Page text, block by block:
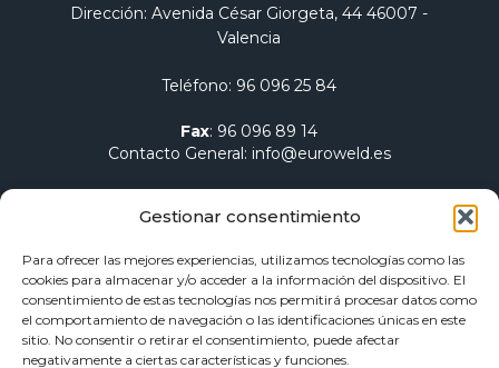
Gestionar consentimiento
Para ofrecer las mejores experiencias, utilizamos tecnologías como las
cookies para almacenar y/o acceder a la información del dispositivo. El
consentimiento de estas tecnologías nos permitirá procesar datos como
el comportamiento de navegación o las identificaciones únicas en este
sitio. No consentir o retirar el consentimiento, puede afectar
negativamente a ciertas características y funciones.
Quiénes somos
Equipos de soldadura
Electrodos para soldadura
Dirección: Avenida César Giorgeta, 44 46007 -
Valencia
Teléfono: 96 096 25 84
Fax: 96 096 89 14
Contacto General: info@euroweld.es